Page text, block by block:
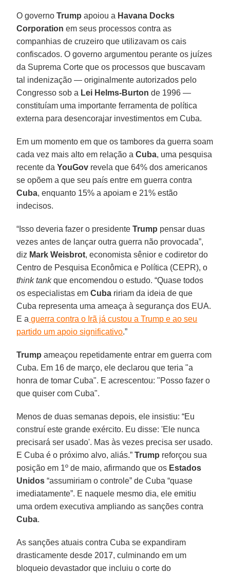
O governoTrump apoiou a Havana Docks
Corporation em seus processos contra as
companhias de cruzeiro que utilizavam os cais
confiscados. O governo argumentou perante os juízes
da Suprema Corte que os processos que buscavam
tal indenização — originalmente autorizados pelo
Congresso sob a Lei Helms-Burton de 1996 —
constituíam uma importante ferramenta de política
externa para desencorajar investimentos em Cuba.
Em um momento em que os tambores da guerra soam
cada vez mais alto em relação aCuba, uma pesquisa
recente daYouGov revela que 64% dos americanos
se opõem a que seu país entre em guerra contra
Cuba, enquanto 15% a apoiam e 21% estão
indecisos.
“Isso deveria fazer o presidenteTrump pensar duas
vezes antes de lançar outra guerra não provocada”,
diz Mark Weisbrot, economista sênior e codiretor do
Centro de Pesquisa Econômica e Política (CEPR), o
think tankque encomendou o estudo. “Quase todos
os especialistas emCuba ririam da ideia de que
Cuba representa uma ameaça à segurança dos EUA.
E a guerra contra o Irã já custou a Trump e ao seu
partido um apoio significativo.”
Trump ameaçou repetidamente entrar em guerra com
Cuba. Em 16 de março, ele declarou que teria "a
honra de tomar Cuba". E acrescentou: "Posso fazer o
que quiser com Cuba".
Menos de duas semanas depois, ele insistiu: “Eu
construí este grande exército. Eu disse: 'Ele nunca
precisará ser usado'. Mas às vezes precisa ser usado.
E Cuba é o próximo alvo, aliás.”Trump reforçou sua
posição em 1º de maio, afirmando que os Estados
Unidos “assumiriam o controle” de Cuba “quase
imediatamente”. E naquele mesmo dia, ele emitiu
uma ordem executiva ampliando as sanções contra
Cuba.
As sanções atuais contra Cuba se expandiram
drasticamente desde 2017, culminando em um
bloqueio devastador que incluiu o corte do